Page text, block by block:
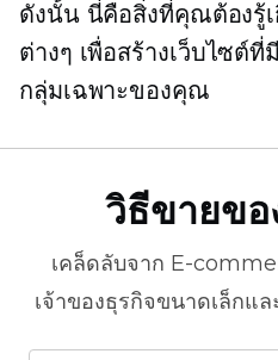
ดังนั้น นี่คือสิ่งที่คุณต้องรู้เ
ต่างๆ เพื่อสร้างเว็บไซต์
กลุ่มเฉพาะของคุณ
วิธีขายข
เคล็ดลับจาก E-
เจ้าของธุรกิจขนาดเล็กแ